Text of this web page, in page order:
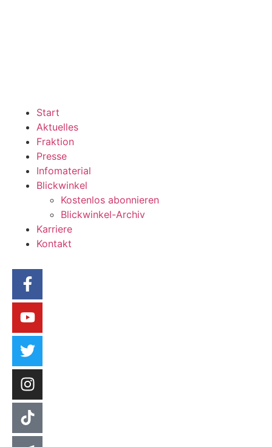
Start
Aktuelles
Fraktion
Presse
Infomaterial
Blickwinkel
Kostenlos abonnieren
Blickwinkel-Archiv
Karriere
Kontakt